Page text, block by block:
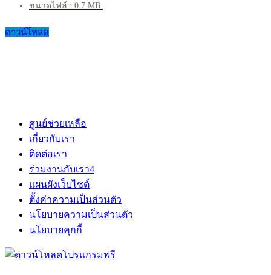
ขนาดไฟล์ : 0.7 MB.
ดาวน์โหลด
ศูนย์ช่วยเหลือ
เกี่ยวกับเรา
ติดต่อเรา
ร่วมงานกับเรา4
แผนผังเว็บไซต์
ตั้งค่าความเป็นส่วนตัว
นโยบายความเป็นส่วนตัว
นโยบายคุกกี้